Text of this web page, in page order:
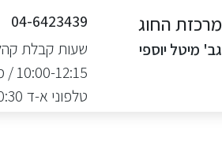
מרכזת החוג
גב' מיטל יוספי
04-6423439
שעות קבלת
טלפוני א-ד 9:00-10:30